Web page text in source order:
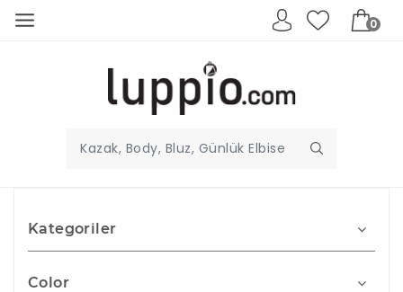
0
Kategoriler
Color